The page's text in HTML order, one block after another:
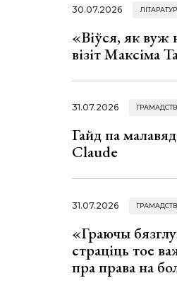
30.07.2026
«Віўся, як вуж
візіт Максіма
31.07.2026
Гайд па
Claude
31.07.2026
«Граючы
страціць тое
пра права на